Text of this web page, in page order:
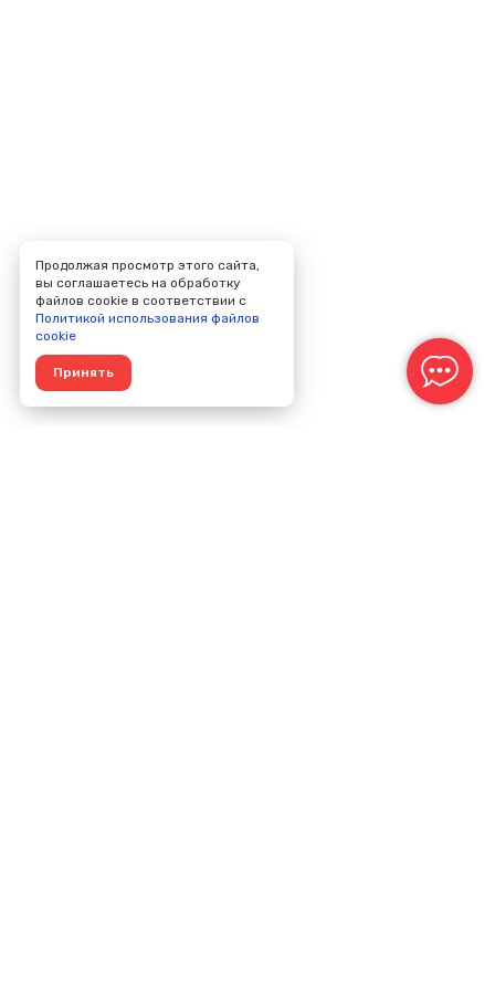
Продолжая просмотр этого сайта,
вы соглашаетесь на обработку
файлов cookie в соответствии с
Политикой использования файлов
cookie
Принять